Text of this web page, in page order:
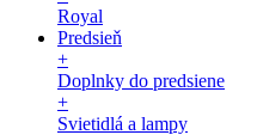
Royal
Predsieň
+
Doplnky do predsiene
+
Svietidlá a lampy